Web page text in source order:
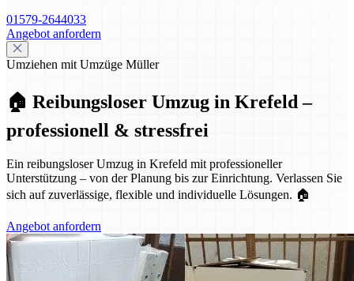
01579-2644033
Angebot anfordern
Umziehen mit Umzüge Müller
🏠 Reibungsloser Umzug in Krefeld –
professionell & stressfrei
Ein reibungsloser Umzug in Krefeld mit professioneller
Unterstützung – von der Planung bis zur Einrichtung. Verlassen Sie
sich auf zuverlässige, flexible und individuelle Lösungen. 🏠
Angebot anfordern